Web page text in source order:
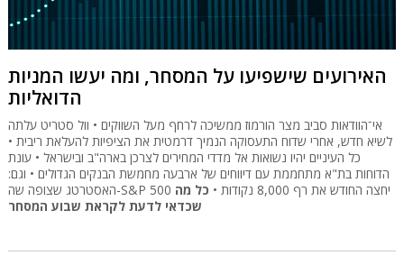
האירועים שישפיעו על המסחר, ומה יעשו המניות
הדואליות
אי־הוודאות סביב מצר הורמוז ממשיכה לרחף מעל השווקים • וול סטריט עלתה
לשיא חדש, אחרי שדוח התעסוקה הנמיך דרמטית את הציפיות להעלאת ריבית •
כל העיניים יהיו נשואות אל מדדי המחירים לצרכן בארה"ב ובישראל • עונת
הדוחות בת"א מתחממת עם דיווחים של ארבעה מחמשת הבנקים הגדולים • וגם:
האסטרטג שצופה שה-S&P 500 יחצה החודש את רף 8,000 נקודות •
כל מה
שכדאי לדעת לקראת שבוע המסחר